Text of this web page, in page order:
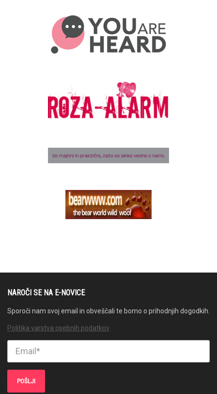
NAROČI SE NA E-NOVICE
Sporoči nam svoj email in obveščali te bomo o prihodnjih dogodkih.
Politika varstva osebnih podatkov